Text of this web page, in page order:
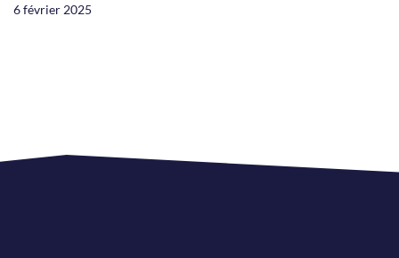
6 février 2025